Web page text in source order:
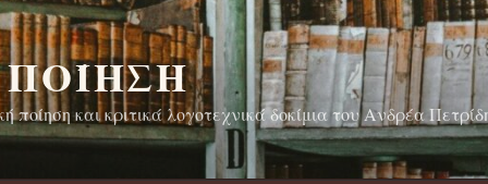
ποίηση και κριτικά λογοτεχνικά δοκίμια του Ανδρέα